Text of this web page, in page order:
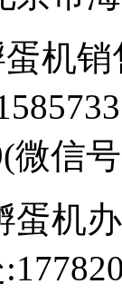
机销
微信
机